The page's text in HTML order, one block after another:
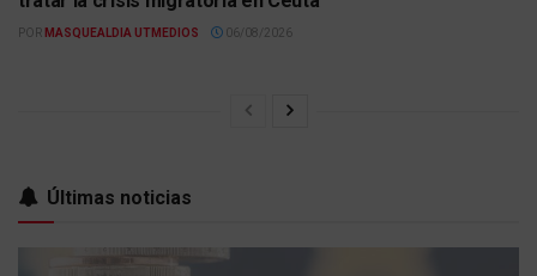
POR MASQUEALDIA UTMEDIOS 06/08/2026
Últimas noticias